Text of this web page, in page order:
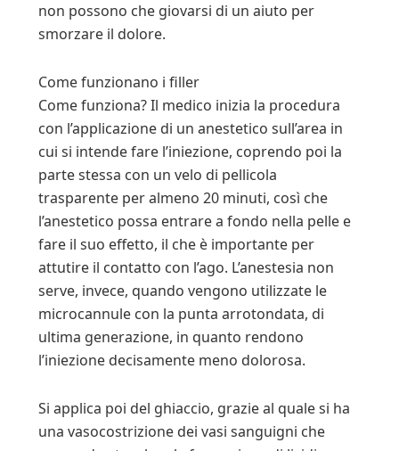
non possono che giovarsi di un aiuto per
smorzare il dolore.
Come funzionano i filler
Come funziona? Il medico inizia la procedura
con l’applicazione di un anestetico sull’area in
cui si intende fare l’iniezione, coprendo poi la
parte stessa con un velo di pellicola
trasparente per almeno 20 minuti, così che
l’anestetico possa entrare a fondo nella pelle e
fare il suo effetto, il che è importante per
attutire il contatto con l’ago. L’anestesia non
serve, invece, quando vengono utilizzate le
microcannule con la punta arrotondata, di
ultima generazione, in quanto rendono
l’iniezione decisamente meno dolorosa.
Si applica poi del ghiaccio, grazie al quale si ha
una vasocostrizione dei vasi sanguigni che